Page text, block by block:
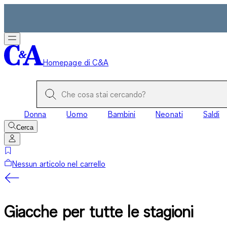
Homepage di C&A
Donna Uomo Bambini Neonati Saldi
Cerca
Nessun articolo nel carrello
Giacche per tutte le stagioni